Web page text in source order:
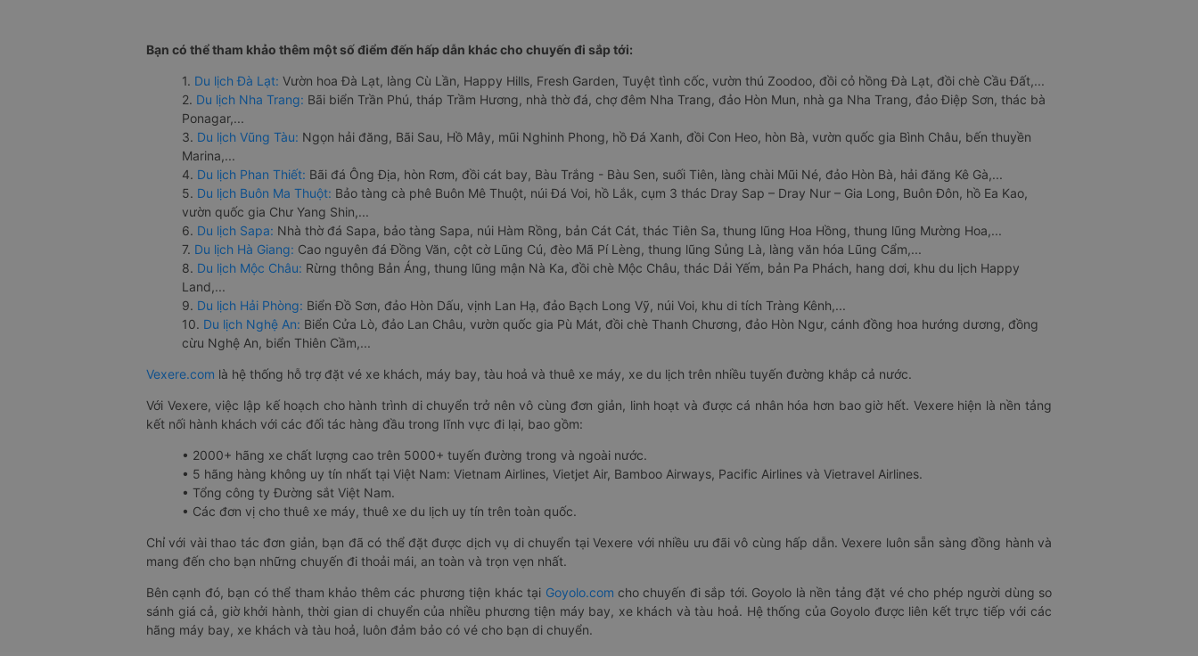
Bạn có thể tham khảo thêm một số điểm đến hấp dẫn khác cho chuyến đi sắp tới:
1. Du lịch Đà Lạt: Vườn hoa Đà Lạt, làng Cù Lần, Happy Hills, Fresh Garden, Tuyệt tình cốc, vườn thú Zoodoo, đồi cỏ hồng Đà Lạt, đồi chè Cầu Đất,...
2. Du lịch Nha Trang: Bãi biển Trần Phú, tháp Trầm Hương, nhà thờ đá, chợ đêm Nha Trang, đảo Hòn Mun, nhà ga Nha Trang, đảo Điệp Sơn, thác bà
Ponagar,...
3. Du lịch Vũng Tàu: Ngọn hải đăng, Bãi Sau, Hồ Mây, mũi Nghinh Phong, hồ Đá Xanh, đồi Con Heo, hòn Bà, vườn quốc gia Bình Châu, bến thuyền
Marina,...
4. Du lịch Phan Thiết: Bãi đá Ông Địa, hòn Rơm, đồi cát bay, Bàu Trắng - Bàu Sen, suối Tiên, làng chài Mũi Né, đảo Hòn Bà, hải đăng Kê Gà,...
5. Du lịch Buôn Ma Thuột: Bảo tàng cà phê Buôn Mê Thuột, núi Đá Voi, hồ Lắk, cụm 3 thác Dray Sap – Dray Nur – Gia Long, Buôn Đôn, hồ Ea Kao,
vườn quốc gia Chư Yang Shin,...
6. Du lịch Sapa: Nhà thờ đá Sapa, bảo tàng Sapa, núi Hàm Rồng, bản Cát Cát, thác Tiên Sa, thung lũng Hoa Hồng, thung lũng Mường Hoa,...
7. Du lịch Hà Giang: Cao nguyên đá Đồng Văn, cột cờ Lũng Cú, đèo Mã Pí Lèng, thung lũng Sủng Là, làng văn hóa Lũng Cẩm,...
8. Du lịch Mộc Châu: Rừng thông Bản Áng, thung lũng mận Nà Ka, đồi chè Mộc Châu, thác Dải Yếm, bản Pa Phách, hang dơi, khu du lịch Happy
Land,...
9. Du lịch Hải Phòng: Biển Đồ Sơn, đảo Hòn Dấu, vịnh Lan Hạ, đảo Bạch Long Vỹ, núi Voi, khu di tích Tràng Kênh,...
10. Du lịch Nghệ An: Biển Cửa Lò, đảo Lan Châu, vườn quốc gia Pù Mát, đồi chè Thanh Chương, đảo Hòn Ngư, cánh đồng hoa hướng dương, đồng
cừu Nghệ An, biển Thiên Cầm,...
Vexere.com là hệ thống hỗ trợ đặt vé xe khách, máy bay, tàu hoả và thuê xe máy, xe du lịch trên nhiều tuyến đường khắp cả nước.
Với Vexere, việc lập kế hoạch cho hành trình di chuyển trở nên vô cùng đơn giản, linh hoạt và được cá nhân hóa hơn bao giờ hết. Vexere hiện là nền tảng
kết nối hành khách với các đối tác hàng đầu trong lĩnh vực đi lại, bao gồm:
• 2000+ hãng xe chất lượng cao trên 5000+ tuyến đường trong và ngoài nước.
• 5 hãng hàng không uy tín nhất tại Việt Nam: Vietnam Airlines, Vietjet Air, Bamboo Airways, Pacific Airlines và Vietravel Airlines.
• Tổng công ty Đường sắt Việt Nam.
• Các đơn vị cho thuê xe máy, thuê xe du lịch uy tín trên toàn quốc.
Chỉ với vài thao tác đơn giản, bạn đã có thể đặt được dịch vụ di chuyển tại Vexere với nhiều ưu đãi vô cùng hấp dẫn. Vexere luôn sẵn sàng đồng hành và
mang đến cho bạn những chuyến đi thoải mái, an toàn và trọn vẹn nhất.
Bên cạnh đó, bạn có thể tham khảo thêm các phương tiện khác tại Goyolo.com cho chuyến đi sắp tới. Goyolo là nền tảng đặt vé cho phép người dùng so
sánh giá cả, giờ khởi hành, thời gian di chuyển của nhiều phương tiện máy bay, xe khách và tàu hoả. Hệ thống của Goyolo được liên kết trực tiếp với các
hãng máy bay, xe khách và tàu hoả, luôn đảm bảo có vé cho bạn di chuyển.